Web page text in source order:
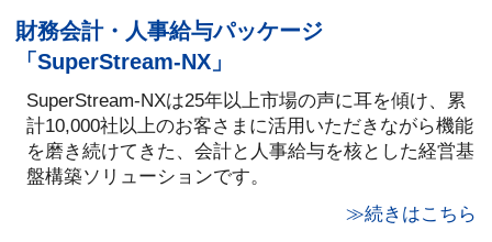
財務会計・人事給与パッケージ
「SuperStream-NX」
SuperStream-NXは25年以上市場の声に耳を傾け、累
計10,000社以上のお客さまに活用いただきながら機能
を磨き続けてきた、会計と人事給与を核とした経営基
盤構築ソリューションです。
≫続きはこちら